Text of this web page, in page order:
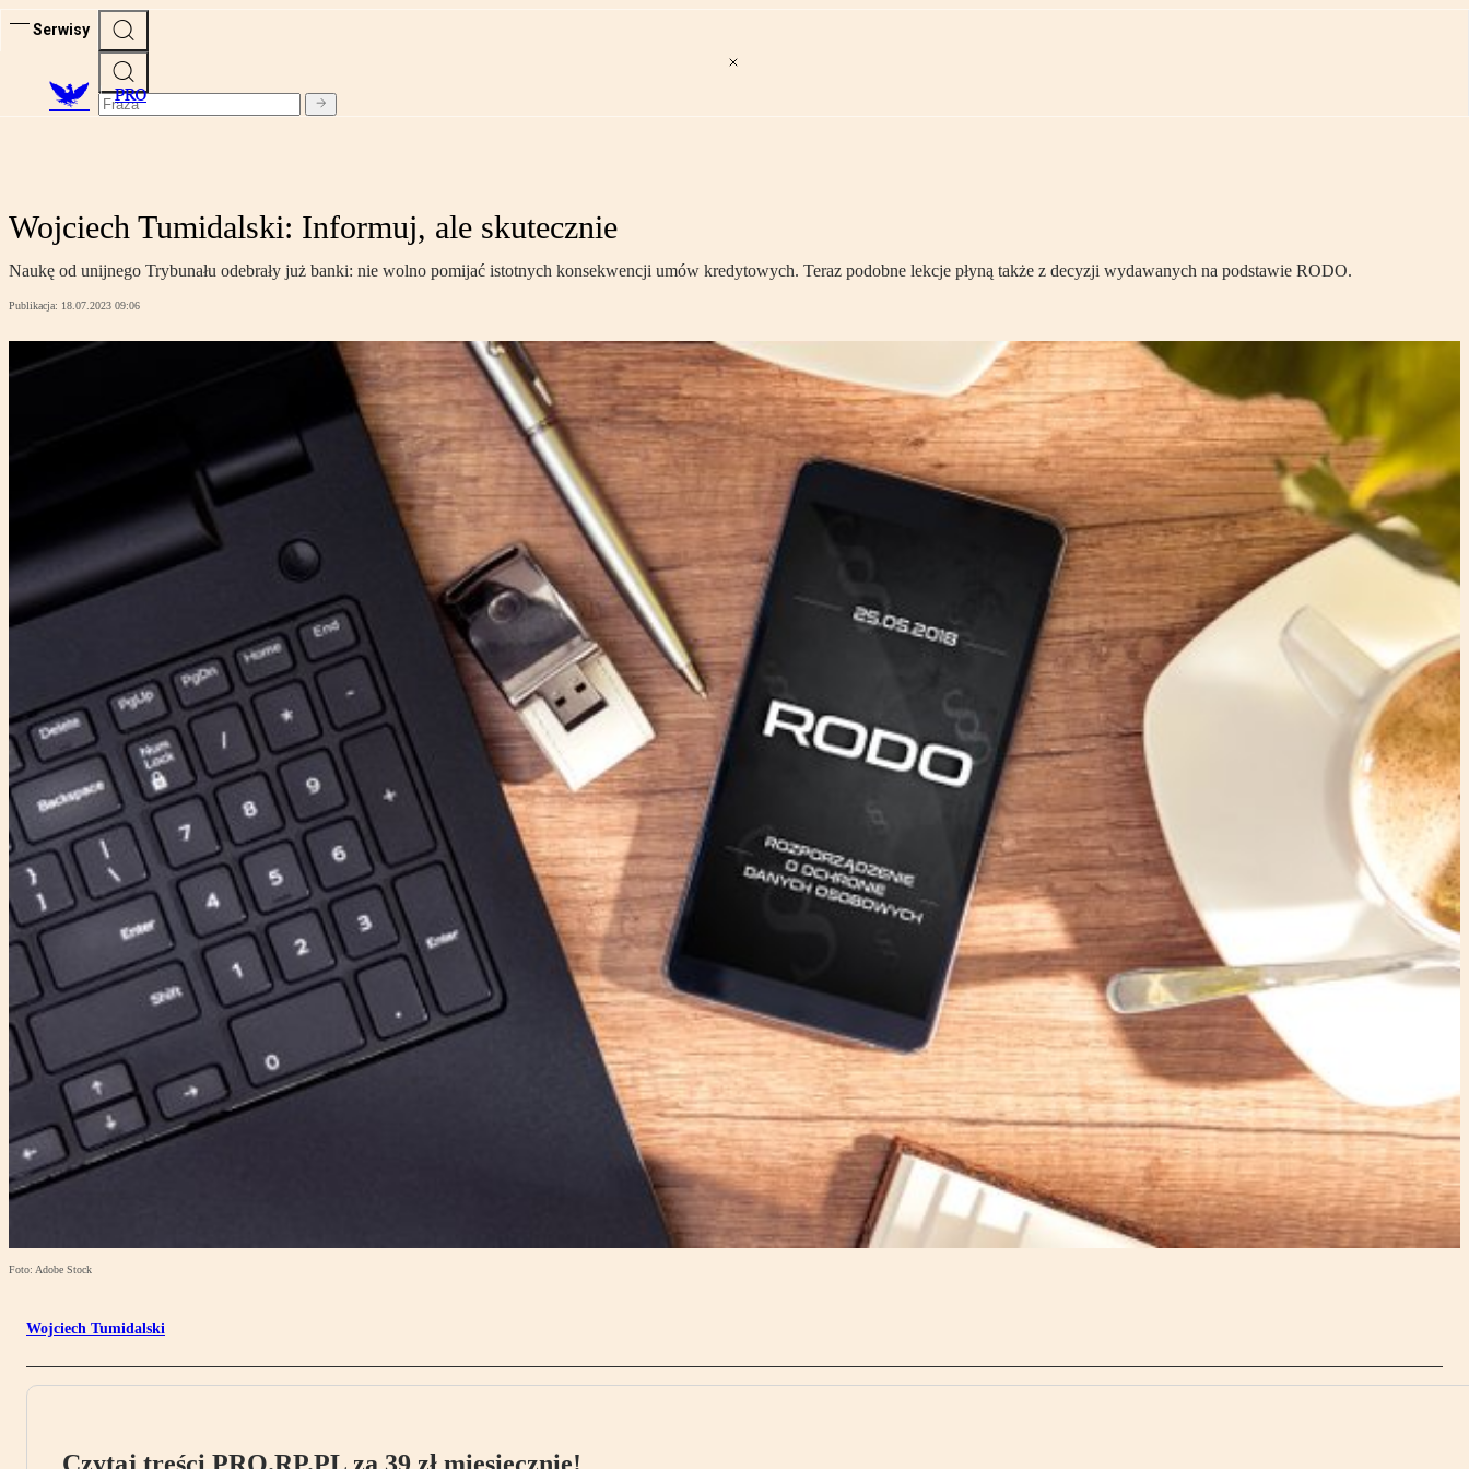
Serwisy
PRO
Wojciech Tumidalski: Informuj, ale skutecznie
Naukę od unijnego Trybunału odebrały już banki: nie wolno pomijać istotnych konsekwencji umów kredytowych. Teraz podobne lekcje płyną także z decyzji wydawanych na podstawie RODO.
Publikacja: 18.07.2023 09:06
Foto: Adobe Stock
Wojciech Tumidalski